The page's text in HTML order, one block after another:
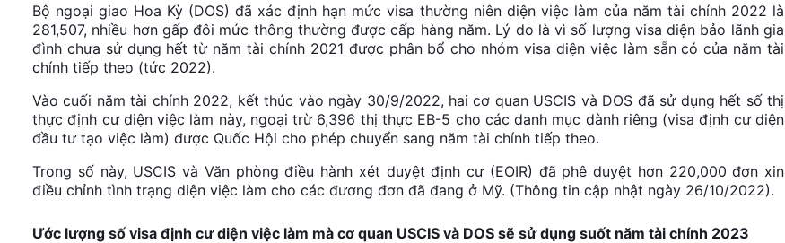
Bộ ngoại giao Hoa Kỳ (DOS) đã xác định hạn mức visa thường niên diện việc làm của năm tài chính 2022 là
281,507, nhiều hơn gấp đôi mức thông thường được cấp hàng năm. Lý do là vì số lượng visa diện bảo lãnh gia
đình chưa sử dụng hết từ năm tài chính 2021 được phân bổ cho nhóm visa diện việc làm sẵn có của năm tài
chính tiếp theo (tức 2022).
Vào cuối năm tài chính 2022, kết thúc vào ngày 30/9/2022, hai cơ quan USCIS và DOS đã sử dụng hết số thị
thực định cư diện việc làm này, ngoại trừ 6,396 thị thực EB-5 cho các danh mục dành riêng (visa định cư diện
đầu tư tạo việc làm) được Quốc Hội cho phép chuyển sang năm tài chính tiếp theo.
Trong số này, USCIS và Văn phòng điều hành xét duyệt định cư (EOIR) đã phê duyệt hơn 220,000 đơn xin
điều chỉnh tình trạng diện việc làm cho các đương đơn đã đang ở Mỹ. (Thông tin cập nhật ngày 26/10/2022).
Ước lượng số visa định cư diện việc làm mà cơ quan USCIS và DOS sẽ sử dụng suốt năm tài chính 2023